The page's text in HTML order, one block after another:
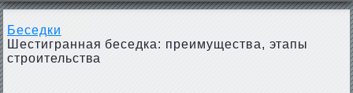
Беседки
Шестигранная беседка: преимущества, этапы
строительства